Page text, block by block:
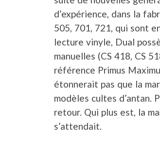
d’expérience, dans la
505, 701, 721, qui sont
lecture vinyle, Dual
manuelles (CS 418, CS
référence Primus
étonnerait pas que la
modèles cultes d’antan.
retour. Qui plus est, la
s’attendait.